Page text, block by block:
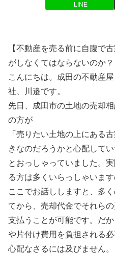
LINE
【不動産を売る前に自腹で
がしなくてはならないのか？
こんにちは。成田の不動産
社、川邉です。
先日、成田市の土地の売却
の方が
「売りたい土地の上にある
きなのだろうかと心配してい
とおっしゃっていました。
る方は多くいらっしゃいま
ここでお話ししますと、多
てから、売却代金でそれら
支払うことが可能です。だ
や片付け費用を負担される必
心配なさるには及びません。